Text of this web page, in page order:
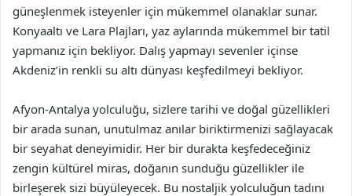
güneşlenmek isteyenler için mükemmel olanaklar sunar.
Konyaaltı ve Lara Plajları, yaz aylarında mükemmel bir tatil
yapmanız için bekliyor. Dalış yapmayı sevenler içinse
Akdeniz’in renkli su altı dünyası keşfedilmeyi bekliyor.
Afyon-Antalya yolculuğu, sizlere tarihi ve doğal güzellikleri
bir arada sunan, unutulmaz anılar biriktirmenizi sağlayacak
bir seyahat deneyimidir. Her bir durakta keşfedeceğiniz
zengin kültürel miras, doğanın sunduğu güzellikler ile
birleşerek sizi büyüleyecek. Bu nostaljik yolculuğun tadını